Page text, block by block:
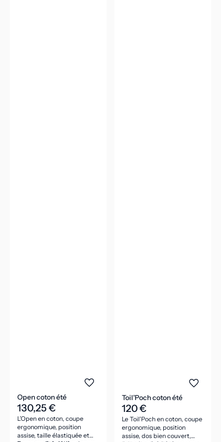
Open coton été
130,25 €
L’Open en coton, coupe
ergonomique, position
assise, taille élastiquée et
Toil'Poch coton été
120 €
Le Toil'Poch en coton, coupe
ergonomique, position
assise, dos bien couvert,